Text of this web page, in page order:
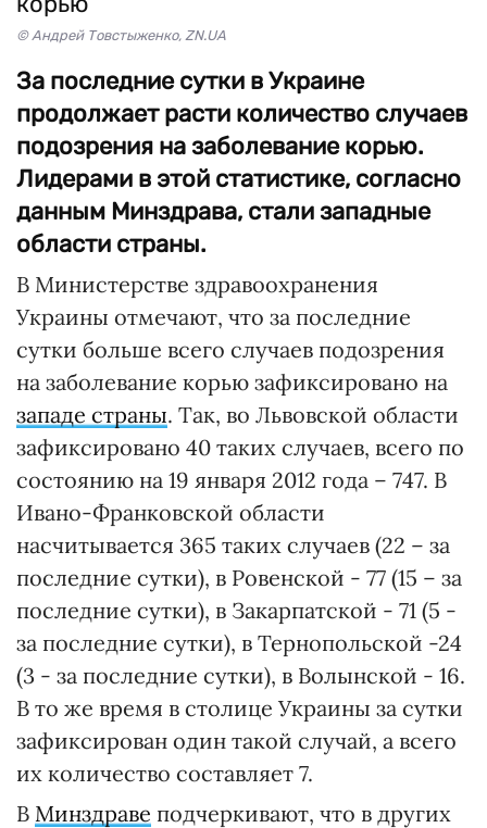
© Андрей Товстыженко, ZN.UA
За последние сутки в Украине
продолжает расти количество случаев
подозрения на заболевание корью.
Лидерами в этой статистике, согласно
данным Минздрава, стали западные
области страны.
В Министерстве здравоохранения
Украины отмечают, что за последние
сутки больше всего случаев подозрения
на заболевание корью зафиксировано на
западе страны. Так, во Львовской области
зафиксировано 40 таких случаев, всего по
состоянию на 19 января 2012 года – 747. В
Ивано-Франковской области
насчитывается 365 таких случаев (22 – за
последние сутки), в Ровенской - 77 (15 – за
последние сутки), в Закарпатской - 71 (5 -
за последние сутки), в Тернопольской -24
(3 - за последние сутки), в Волынской - 16.
В то же время в столице Украины за сутки
зафиксирован один такой случай, а всего
их количество составляет 7.
В Минздраве подчеркивают, что в других